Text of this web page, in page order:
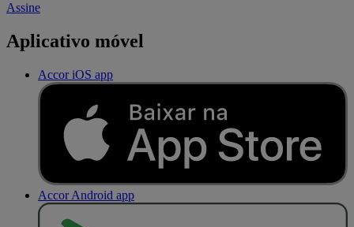
Assine
Aplicativo móvel
Accor iOS app
Accor Android app